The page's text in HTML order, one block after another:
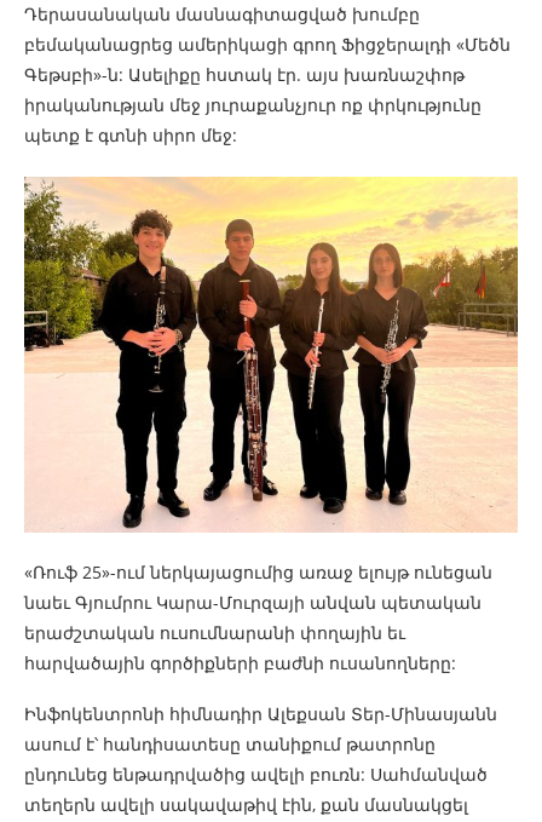
Դերասանական մասնագիտացված խումբը
բեմականացրեց ամերիկացի գրող Ֆիցջերալդի «Մեծն
Գեթսբի»-ն: Ասելիքը հստակ էր. այս խառնաշփոթ
իրականության մեջ յուրաքանչյուր ոք փրկությունը
պետք է գտնի սիրո մեջ:
«Ռուֆ 25»-ում ներկայացումից առաջ ելույթ ունեցան
նաեւ Գյումրու Կարա-Մուրզայի անվան պետական
երաժշտական ուսումնարանի փողային եւ
հարվածային գործիքների բաժնի ուսանողները:
Ինֆոկենտրոնի հիմնադիր Ալեքսան Տեր-Մինասյանն
ասում է՝ հանդիսատեսը տանիքում թատրոնը
ընդունեց ենթադրվածից ավելի բուռն: Սահմանված
տեղերն ավելի սակավաթիվ էին, քան մասնակցել